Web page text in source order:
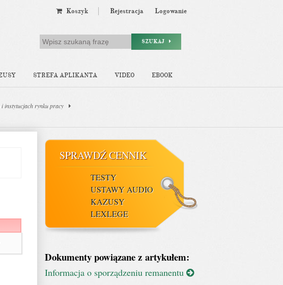
Koszyk Rejestracja Logowanie
SZUKAJ
STREFA APLIKANTA VIDEO EBOOK
instytucjach rynku pracy
SPRAWDŹ CENNIK
TESTY
USTAWY AUDIO
KAZUSY
LEXLEGE
Dokumenty powiązane z artykułem:
Informacja o sporządzeniu remanentu